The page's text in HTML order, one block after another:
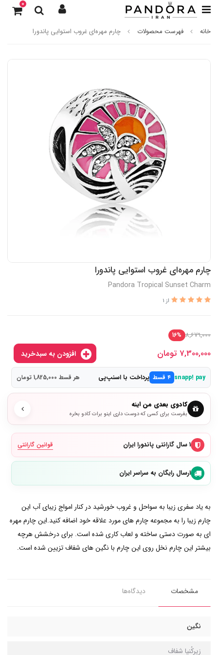
0
خانه فهرست محصولات چارم مهره‌ای غروب استوایی پاندورا
چارم مهره‌ای غروب استوایی پاندورا
Pandora Tropical Sunset Charm
از 1
8,679,000
16%
7,300,000 تومان
snapp! pay ۴ قسط پرداخت با اسنپ‌پی هر قسط 1,825,000 تومان
کادوی بعدی من اینه
بفرست برای کسی که دوست داری اینو برات کادو بخره
۱ سال گارانتی پاندورا ایران قوانین گارانتی
ارسال رایگان به سراسر ایران
به یاد سفری زیبا به سواحل و غروب خورشید در کنار امواج زیبای آب این
چارم زیبا را به مجموعه چارم های مورد علاقه خود اضافه کنید.این چارم مهره
ای به صورت دستی ساخته و لعاب کاری شده است. برای درخشش هرچه
بیشتر این چارم نخل روی این چارم با نگین های شفاف تزیین شده است.
مشخصات دیدگاه‌ها
نگین
زیرکُنیا شفاف